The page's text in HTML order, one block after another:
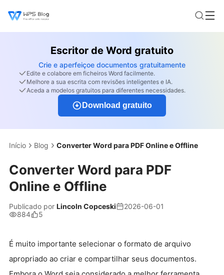
Escritor de Word gratuito
Crie e aperfeiçoe documentos gratuitamente
Edite e colabore em ficheiros Word facilmente.
Melhore a sua escrita com revisões inteligentes e IA.
Aceda a modelos gratuitos para diferentes necessidades.
Download gratuito
Início Blog Converter Word para PDF Online e Offline
Converter Word para PDF
Online e Offline
Publicado por Lincoln Copceski
2026-06-01
884
5
É muito importante selecionar o formato de arquivo
apropriado ao criar e compartilhar seus documentos.